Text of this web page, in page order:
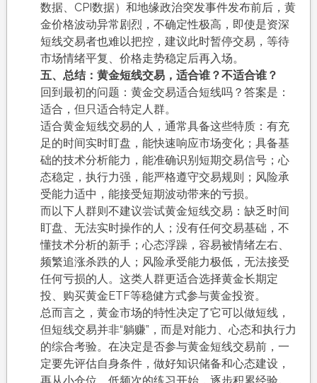
数据、CPI数据）和地缘政治突发事件发布前后，黄
金价格波动异常剧烈，不确定性极高，即使是资深
短线交易者也难以把控，建议此时暂停交易，等待
市场情绪平复、价格走势稳定后再入场。
五、总结：黄金短线交易，适合谁？不适合谁？
回到最初的问题：黄金交易适合短线吗？答案是：
适合，但只适合特定人群。
适合黄金短线交易的人，通常具备这些特质：有充
足的时间实时盯盘，能快速响应市场变化；具备基
础的技术分析能力，能准确识别短期交易信号；心
态稳定，执行力强，能严格遵守交易规则；风险承
受能力适中，能接受短期波动带来的亏损。
而以下人群则不建议尝试黄金短线交易：缺乏时间
盯盘、无法实时操作的人；没有任何交易基础，不
懂技术分析的新手；心态浮躁，容易被情绪左右、
频繁追涨杀跌的人；风险承受能力极低，无法接受
任何亏损的人。这类人群更适合选择黄金长期定
投、购买黄金ETF等稳健方式参与黄金投资。
总而言之，黄金市场的特性决定了它可以做短线，
但短线交易并非“躺赚”，而是对能力、心态和执行力
的综合考验。在决定是否参与黄金短线交易前，一
定要先评估自身条件，做好知识储备和心态建设，